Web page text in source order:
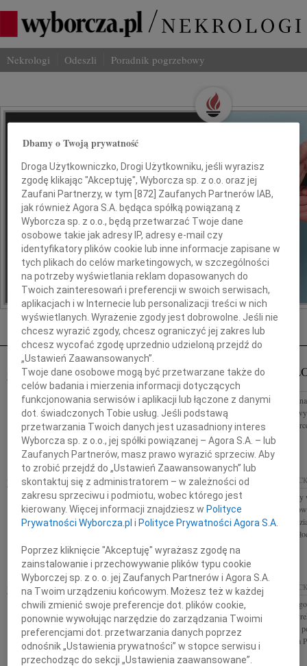
Nekrologi Odeszli Poradnik pogrzebowy
Wspominaj Bliskich
Na Odeszli.pl
Jak ich zapamiętaliśmy? Serwis
odeszli.pl z Grupy Wyborcza, to
możliwość stworzenia unikalnego
wspomnienia. Dziel się nim z rodziną i
przyjaciółmi.
*ogłoszenie
Nekrologi Płock
FRANCISZEK JASZCZAK
18.02.2010PŁOCK
Dnia 14 lutego 2010 roku zmarł mój ukochany Tata
Franciszek Jaszczak Nabożeństwo żałobne zostanie
odprawione: w czwartek, 18 lutego 2010 roku, o
godzinie 14.00 w kościele pw....
JANUSZ
Ze smutkiem
Łopatowskiego
Bartka i Kuby
Marta z rodziną
JAN ŁOPATOWSKI 16.02.2010 PŁOCK
Z głębokim smutkiem przyjęliśmy wiadomość o
śmierci Jana Łopatowskiego nauczyciela Zespołu
Szkół Zawodowych Nr 2 w Płocku Naszemu
13.02.2010
Serdeczne
Najbliższym z
pracownicy
Urzędu Miasta
IRENA DANUTA JAROŃSKA-
BIERNACKA 13.02.2010PŁOCK
3 lutego 2010 roku zmarła w wieku 81 lat Irena
Danuta Jarońska-Biernacka lekarz stomatolog nasza
Mama i Babcia. Wszystkich nas kochała Gosia, Isia,
Marta, Filip, Józek....
13.02.2010
Wyrazy
Zofii Ulickiej
Mieszkaniowej z
Prezydent Miasta
Dbamy o Twoją prywatność
Droga Użytkowniczko, Drogi Użytkowniku, jeśli wyrazisz
zgodę klikając "Akceptuję", Wyborcza sp. z o.o. oraz jej
Zaufani Partnerzy, w tym [872 ] Zaufanych Partnerów IAB,
jak również Agora S.A. będąca spółką powiązaną z
Wyborcza sp. z o.o., będą przetwarzać Twoje dane
osobowe takie jak adresy IP, adresy e-mail czy
identyfikatory plików cookie lub inne informacje zapisane w
tych plikach do celów marketingowych, w szczególności
na potrzeby wyświetlania reklam dopasowanych do
Twoich zainteresowań i preferencji w swoich serwisach,
aplikacjach i w Internecie lub personalizacji treści w nich
wyświetlanych. Wyrażenie zgody jest dobrowolne. Jeśli nie
chcesz wyrazić zgody, chcesz ograniczyć jej zakres lub
chcesz wycofać zgodę uprzednio udzieloną przejdź do
„Ustawień Zaawansowanych”.
Twoje dane osobowe mogą być przetwarzane także do
celów badania i mierzenia informacji dotyczących
funkcjonowania serwisów i aplikacji lub łączone z danymi
dot. świadczonych Tobie usług. Jeśli podstawą
przetwarzania Twoich danych jest uzasadniony interes
Wyborcza sp. z o.o., jej spółki powiązanej – Agora S.A. – lub
Zaufanych Partnerów, masz prawo wyrazić sprzeciw. Aby
to zrobić przejdź do „Ustawień Zaawansowanych” lub
skontaktuj się z administratorem – w zależności od
zakresu sprzeciwu i podmiotu, wobec którego jest
kierowany. Więcej informacji znajdziesz w Polityce
Prywatności Wyborcza.pl i Polityce Prywatności Agora S.A.
Poprzez kliknięcie "Akceptuję" wyrażasz zgodę na
zainstalowanie i przechowywanie plików typu cookie
Wyborczej sp. z o. o. jej Zaufanych Partnerów i Agora S.A.
na Twoim urządzeniu końcowym. Możesz też w każdej
chwili zmienić swoje preferencje dot. plików cookie,
ponownie wywołując narzędzie do zarządzania Twoimi
preferencjami dot. przetwarzania danych poprzez
odnośnik „Ustawienia prywatności” w stopce serwisu i
przechodząc do sekcji „Ustawienia zaawansowane”.